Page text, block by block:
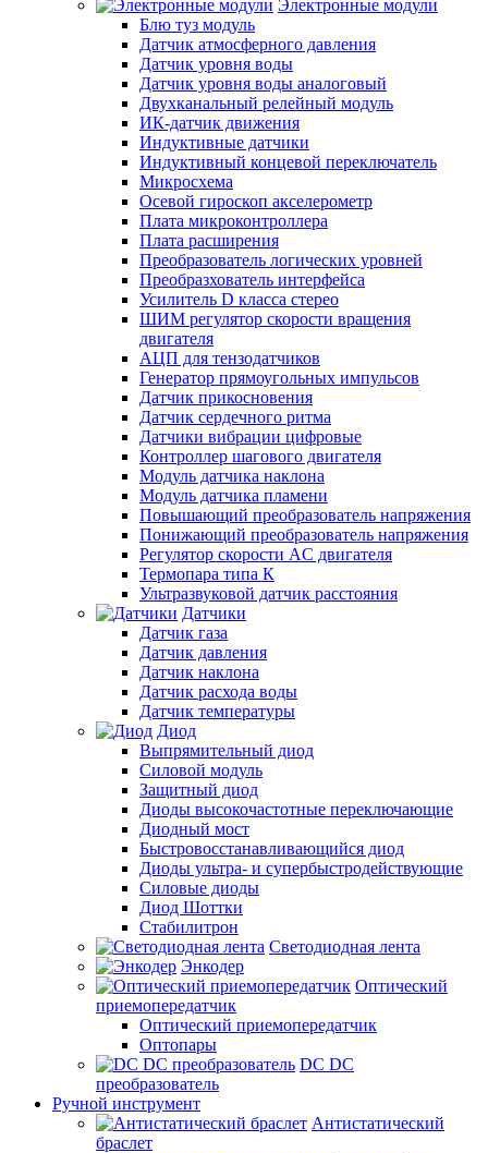
Электронные модули
Блю туз модуль
Датчик атмосферного давления
Датчик уровня воды
Датчик уровня воды аналоговый
Двухканальный релейный модуль
ИК-датчик движения
Индуктивные датчики
Индуктивный концевой переключатель
Микросхема
Осевой гироскоп акселерометр
Плата микроконтроллера
Плата расширения
Преобразователь логических уровней
Преобразхователь интерфейса
Усилитель D класса стерео
ШИМ регулятор скорости вращения
двигателя
АЦП для тензодатчиков
Генератор прямоугольных импульсов
Датчик прикосновения
Датчик сердечного ритма
Датчики вибрации цифровые
Контроллер шагового двигателя
Модуль датчика наклона
Модуль датчика пламени
Повышающий преобразователь напряжения
Понижающий преобразователь напряжения
Регулятор скорости AC двигателя
Термопара типа К
Ультразвуковой датчик расстояния
Датчики
Датчик газа
Датчик давления
Датчик наклона
Датчик расхода воды
Датчик температуры
Диод
Выпрямительный диод
Силовой модуль
Защитный диод
Диоды высокочастотные переключающие
Диодный мост
Быстровосстанавливающийся диод
Диоды ультра- и супербыстродействующие
Силовые диоды
Диод Шоттки
Стабилитрон
Светодиодная лента
Энкодер
Оптический
приемопередатчик
Оптический приемопередатчик
Оптопары
DC DC
преобразователь
Ручной инструмент
Антистатический
браслет